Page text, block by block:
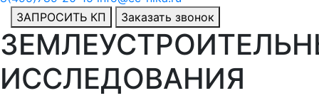
ЗАПРОСИТЬ КП
Заказать звонок
ИССЛЕДОВАНИЯ